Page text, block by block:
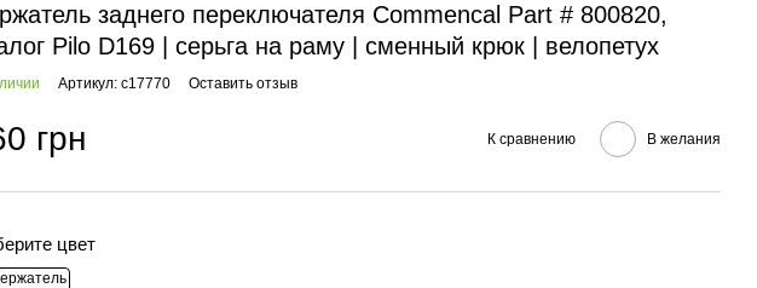
заднего переключателя Commencal Part # 800820,
Pilo D169 | серьга на раму | сменный крюк | велопетух
Артикул: c17770 Оставить отзыв
грн К сравнению В желания
цвет